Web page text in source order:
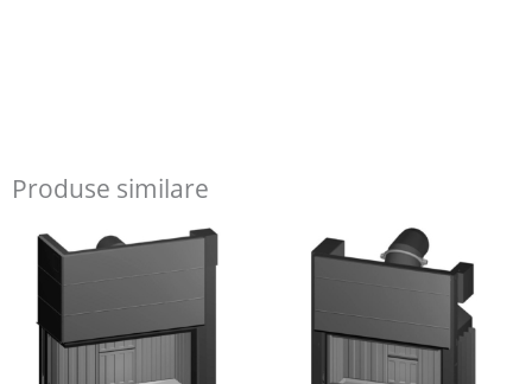
Produse similare